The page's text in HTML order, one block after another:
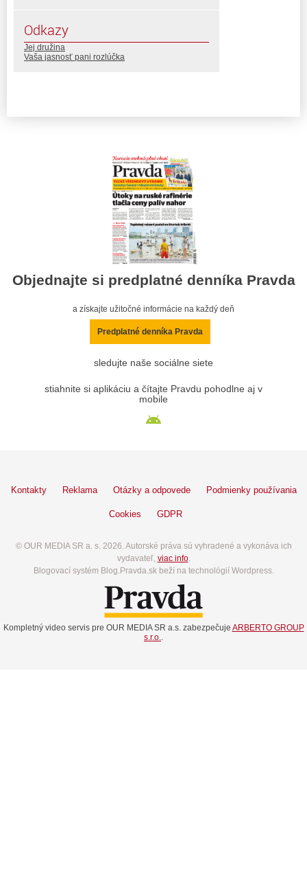
Odkazy
Jej družina
Vaša jasnosť pani rozlúčka
Objednajte si predplatné denníka Pravda
a získajte užitočné informácie na každý deň
Predplatné denníka Pravda
sledujte naše sociálne siete
stiahnite si aplikáciu a čítajte Pravdu pohodlne aj v
mobile
Kontakty Reklama Otázky a odpovede Podmienky používania
Cookies GDPR
© OUR MEDIA SR a. s. 2026. Autorské práva sú vyhradené a vykonáva ich
vydavateľ, viac info.
Blogovací systém Blog.Pravda.sk beží na technológií Wordpress.
Kompletný video servis pre OUR MEDIA SR a.s. zabezpečuje ARBERTO GROUP
s.r.o..